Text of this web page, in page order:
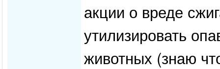
акции о вреде
утилизировать
животных (знаю